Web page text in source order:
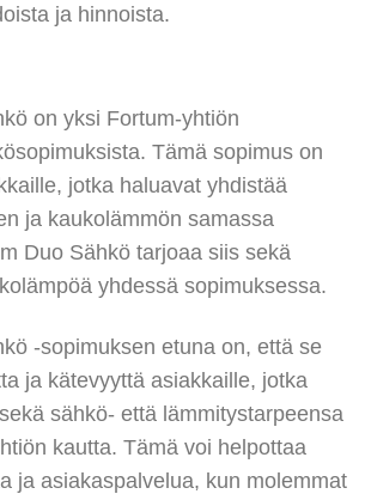
ja hinnoista.
on yksi Fortum-yhtiön
Tämä sopimus on
jotka haluavat yhdistää
ja kaukolämmön samassa
Duo Sähkö tarjoaa siis sekä
yhdessä sopimuksessa.
-sopimuksen etuna on, että se
ja kätevyyttä asiakkaille, jotka
sähkö- että lämmitystarpeensa
kautta. Tämä voi helpottaa
ja asiakaspalvelua, kun molemmat